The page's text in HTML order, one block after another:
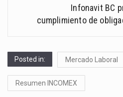
Infonavit BC
cumplimiento de
Posted in: Mercado Laboral
Resumen INCOMEX